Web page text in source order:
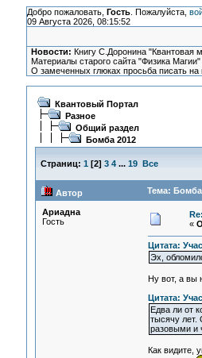
Добро пожаловать, Гость. Пожалуйста,
09 Августа 2026, 08:15:52
Новости: Книгу С.Доронина "Квантовая
Материалы старого сайта "Физика
О замеченных глюках просьба писать на
Квантовый Портал
Разное
Общий раздел
Бомба 2012
Страниц: 1 [2] 3 4 ... 19 Все
Автор Тема: Бомба
Ариадна
Гость
«
Цитата:
Эх,
Ну вот, а вы
Цитата:
Едва ли от
тысячу лет.
разовыми и
Как видите,